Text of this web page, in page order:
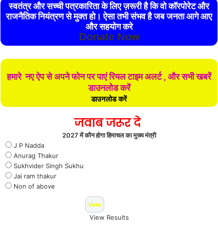
स्वतंत्र और सच्ची पत्रकारिता के लिए ज़रूरी है कि वो कॉरपोरेट और
राजनैतिक नियंत्रण से मुक्त हो। ऐसा तभी संभव है जब जनता आगे आए
और सहयोग करे
Donate Now
हमारे नए ऐप से अपने फोन पर पाएं रियल टाइम अलर्ट , और सभी खबरें
डाउनलोड करें
डाउनलोड करें
जवाब जरूर दे
2027 में कौन होगा हिमाचल का मुख्य मंत्री
J P Nadda
Anurag Thakur
Sukhvider Singh Sukhu
Jai ram thakur
Non of above
View Results